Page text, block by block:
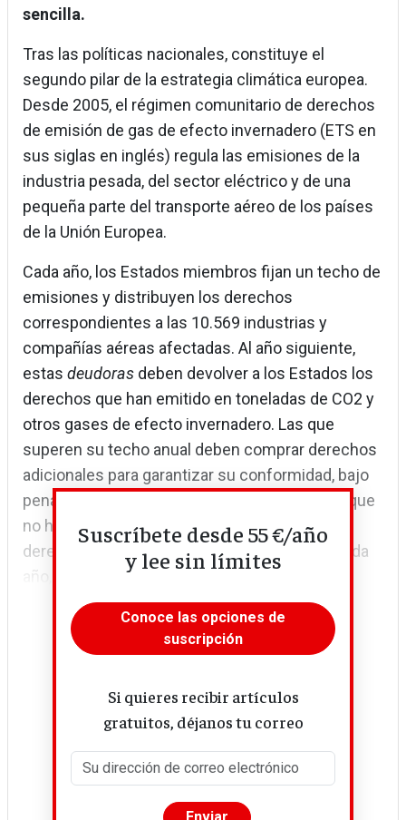
sencilla.
Tras las políticas nacionales, constituye el
segundo pilar de la estrategia climática europea.
Desde 2005, el régimen comunitario de derechos
de emisión de gas de efecto invernadero (ETS en
sus siglas en inglés) regula las emisiones de la
industria pesada, del sector eléctrico y de una
pequeña parte del transporte aéreo de los países
de la Unión Europea.
Cada año, los Estados miembros fijan un techo de
emisiones y distribuyen los derechos
correspondientes a las 10.569 industrias y
compañías aéreas afectadas. Al año siguiente,
estas deudoras deben devolver a los Estados los
derechos que han emitido en toneladas de CO2 y
otros gases de efecto invernadero. Las que
superen su techo anual deben comprar derechos
adicionales para garantizar su conformidad, bajo
pena de multa. Por el contrario, las empresas que
no han llegado al techo pueden vender los
derechos sobrantes. Los Estados reducen, cada
año,...
Suscríbete desde 55 €/año
y lee sin límites
Conoce las opciones de
suscripción
Si quieres recibir artículos
gratuitos, déjanos tu correo